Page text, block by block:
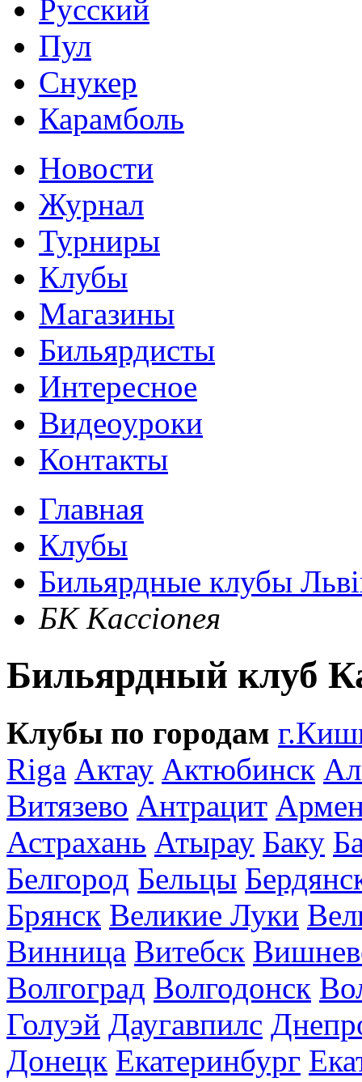
Русский
Пул
Снукер
Карамболь
Новости
Журнал
Турниры
Клубы
Магазины
Бильярдисты
Интересное
Видеоуроки
Контакты
Главная
Клубы
Бильярдные клубы
БК Кассіопея
Бильярдный клуб
Клубы по городам
Riga Актау Актюбинск
Витязево Антрацит
Астрахань Атырау Баку
Белгород Бельцы
Брянск Великие Луки
Винница Витебск
Волгоград Волгодонск
Голуэй Даугавпилс
Донецк Екатеринбург